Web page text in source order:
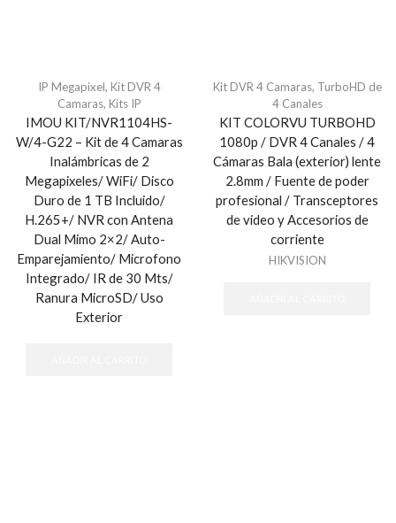
IP Megapixel, Kit DVR 4
Camaras, Kits IP
IMOU KIT/NVR1104HS-
W/4-G22 – Kit de 4 Camaras
Inalámbricas de 2
Megapixeles/ WiFi/ Disco
Duro de 1 TB Incluido/
H.265+/ NVR con Antena
Dual Mimo 2×2/ Auto-
Emparejamiento/ Microfono
Integrado/ IR de 30 Mts/
Ranura MicroSD/ Uso
Exterior
Kit DVR 4 Camaras, TurboHD de
4 Canales
KIT COLORVU TURBOHD
1080p / DVR 4 Canales / 4
Cámaras Bala (exterior) lente
2.8mm / Fuente de poder
profesional / Transceptores
de video y Accesorios de
corriente
HIKVISION